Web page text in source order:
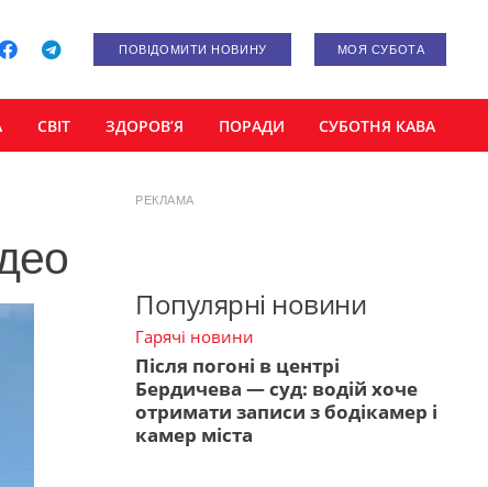
ПОВІДОМИТИ НОВИНУ МОЯ СУБОТА
СВІТ ЗДОРОВ’Я ПОРАДИ СУБОТНЯ КАВА
РЕКЛАМА
Популярні новини
Гарячі новини
Після погоні в центрі
Бердичева — суд: водій хоче
отримати записи з бодікамер і
камер міста